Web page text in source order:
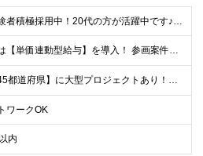
《未経験者積極採用中！20代の方が活躍中です♪》 ◎約4割が実務未経験入社！ ■学歴・職歴は一切問いません！ ■第二新卒の方もお気軽にご相談ください♪ ■入社してから数年は、転勤の可能性があります
当社では【単価連動型給与】を導入！ 参画案件の契約単価に連動して給与が決定。 還元率は単価の【70％～80％】と東証プライム上場グループとして高水準です！（社会保険料・教育コスト含む） ■関東：月給
【全国45都道府県】に大型プロジェクトあり！※ 四国・沖縄を除く 主要勤務地： 北海道/宮城県/栃木県/埼玉県/千葉県/東京都/神奈川県/愛知県/大阪府/京都府/兵庫県/広島県/福岡県/熊本県 ※勤
ワークOK
内